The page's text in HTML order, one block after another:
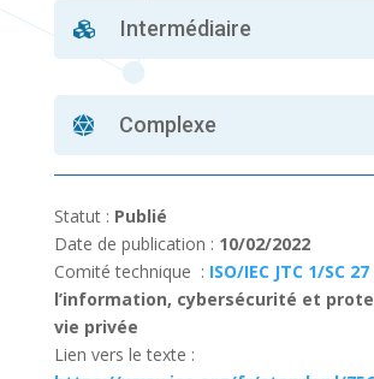
 Intermédiaire
 Complexe
Statut : Publié
Date de publication : 10/02/2022
Comité technique : ISO/IEC JTC 1/SC 27
l’information, cybersécurité et
vie privée
Lien vers le texte :